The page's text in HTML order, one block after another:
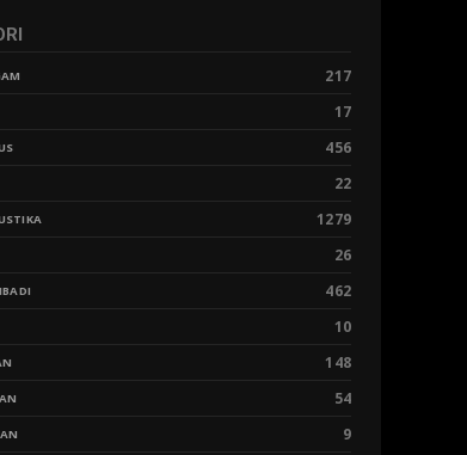
217
17
456
22
1279
26
462
10
148
54
9